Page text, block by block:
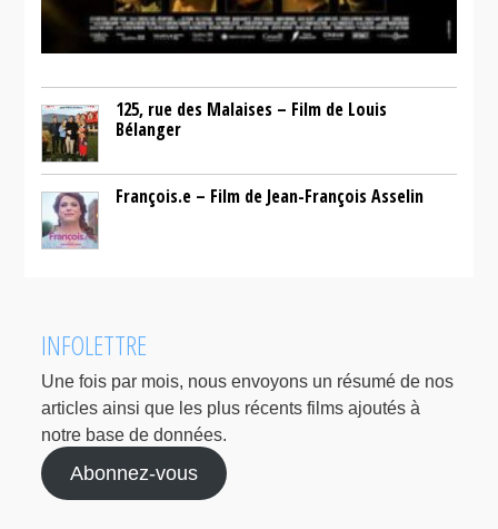
125, rue des Malaises – Film de Louis
Bélanger
François.e – Film de Jean-François Asselin
INFOLETTRE
Une fois par mois, nous envoyons un résumé de nos
articles ainsi que les plus récents films ajoutés à
notre base de données.
Abonnez-vous